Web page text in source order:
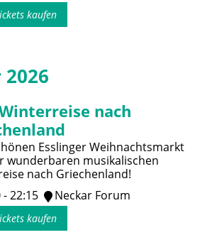
kaufen
nach
Esslinger Weihnachtsmarkt
wunderbaren musikalischen
nach Griechenland!
- 22:15
Neckar Forum
kaufen